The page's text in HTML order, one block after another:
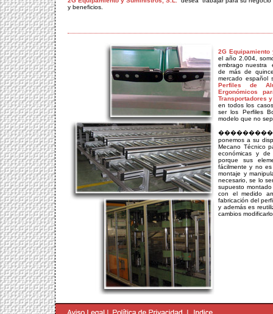
y beneficios.
2G Equipamiento
el año 2.004,
embrago nuestra
de más de
mercado español
Perfiles de
Ergonómicos
Transportadores
en todos los
ser los Perfiles
modelo que no
ponemos a su
Mecano Técnico
económicas y
porque sus
fácilmente y no
montaje y
necesario, se lo
supuesto
con el medido
fabricación del
y además es
cambios